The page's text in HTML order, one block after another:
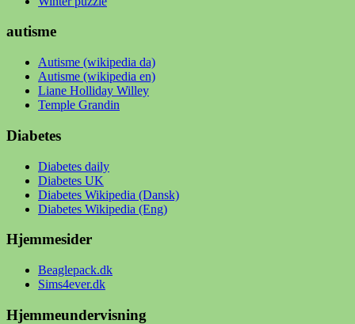
autisme
Autisme (wikipedia da)
Autisme (wikipedia en)
Liane Holliday Willey
Temple Grandin
Diabetes
Diabetes daily
Diabetes UK
Diabetes Wikipedia (Dansk)
Diabetes Wikipedia (Eng)
Hjemmesider
Beaglepack.dk
Sims4ever.dk
Hjemmeundervisning